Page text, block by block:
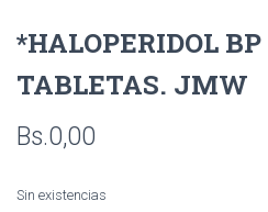
*HALOPERIDOL
TABLETAS. JMW
Bs.0,00
Sin existencias